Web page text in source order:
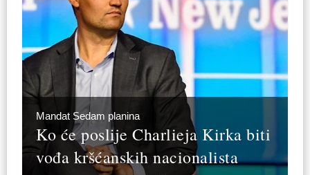
Mandat Sedam planina
Ko će poslije Charlieja Kirka biti
vođa kršćanskih nacionalista